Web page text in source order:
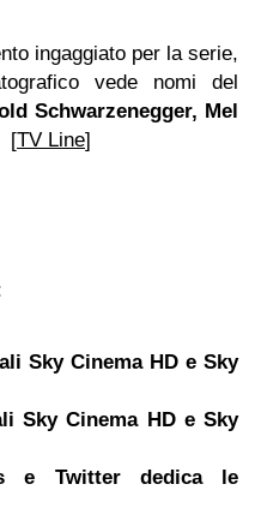
ingaggiato per la serie,
vede nomi del
Schwarzenegger, Mel
[TV Line]
Sky Cinema HD e Sky
Sky Cinema HD e Sky
e Twitter dedica le